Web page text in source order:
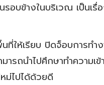
รอบข้างในบริเวณ เป็นเ
ที่ให้เรียบ ปิดจ็อบการทำ
ถนำไปศึกษาทำความเข้
ม่ไปได้ด้วยดี